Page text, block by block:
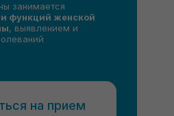
занимается
функций женской
, выявлением и
на прием